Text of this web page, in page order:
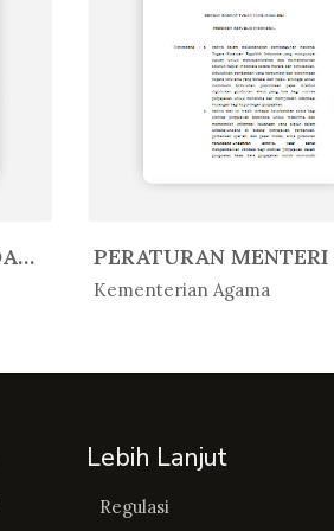
PERATURAN MENTERI DALAM NEGERI R...
Kementerian Agama
In Peratur...
Lebih Lanjut
Regulasi